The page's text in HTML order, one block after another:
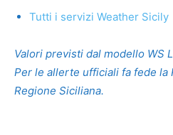
Tutti i servizi Weather Sicily
Valori previsti dal modello WS
Per le allerte ufficiali fa fede la
Regione Siciliana.